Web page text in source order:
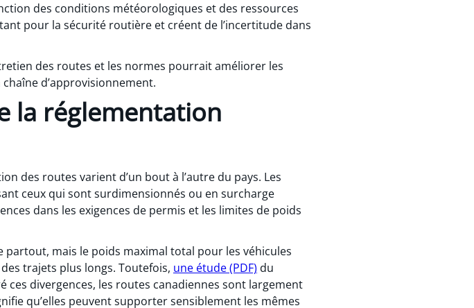
des conditions météorologiques et des ressources
pour la sécurité routière et créent de l’incertitude dans
des routes et les normes pourrait améliorer les
d’approvisionnement.
la réglementation
des routes varient d’un bout à l’autre du pays. Les
ceux qui sont surdimensionnés ou en surcharge
dans les exigences de permis et les limites de poids
mais le poids maximal total pour les véhicules
trajets plus longs. Toutefois, une étude (PDF) du
ces divergences, les routes canadiennes sont largement
qu’elles peuvent supporter sensiblement les mêmes